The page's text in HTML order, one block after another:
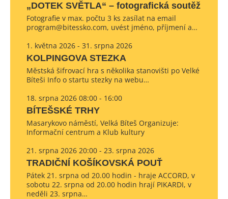
„DOTEK SVĚTLA“ – fotografická soutěž
Fotografie v max. počtu 3 ks zasílat na email
program@bitessko.com, uvést jméno, příjmení a…
1. května 2026 - 31. srpna 2026
KOLPINGOVA STEZKA
Městská šifrovací hra s několika stanovišti po Velké
Bíteši Info o startu stezky na webu…
18. srpna 2026 08:00 - 16:00
BÍTEŠSKÉ TRHY
Masarykovo náměstí, Velká Bíteš Organizuje:
Informační centrum a Klub kultury
21. srpna 2026 20:00 - 23. srpna 2026
TRADIČNÍ KOŠÍKOVSKÁ POUŤ
Pátek 21. srpna od 20.00 hodin - hraje ACCORD, v
sobotu 22. srpna od 20.00 hodin hrají PIKARDI, v
neděli 23. srpna…